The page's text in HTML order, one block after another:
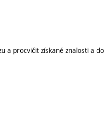
a procvičit získané znalosti a